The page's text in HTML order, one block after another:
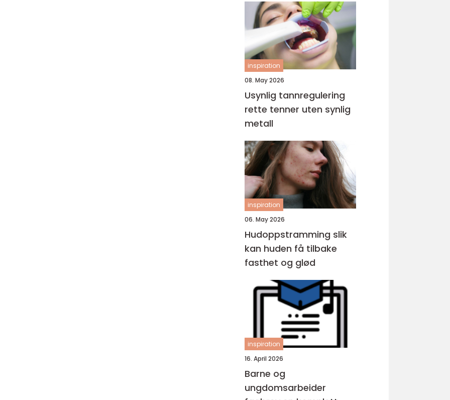
inspiration
08. May 2026
Usynlig tannregulering
rette tenner uten synlig
metall
inspiration
06. May 2026
Hudoppstramming slik
kan huden få tilbake
fasthet og glød
inspiration
16. April 2026
Barne og
ungdomsarbeider